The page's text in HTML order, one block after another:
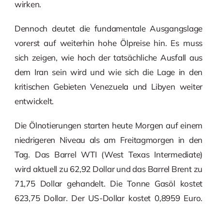
wirken.
Dennoch deutet die fundamentale Ausgangslage
vorerst auf weiterhin hohe Ölpreise hin. Es muss
sich zeigen, wie hoch der tatsächliche Ausfall aus
dem Iran sein wird und wie sich die Lage in den
kritischen Gebieten Venezuela und Libyen weiter
entwickelt.
Die Ölnotierungen starten heute Morgen auf einem
niedrigeren Niveau als am Freitagmorgen in den
Tag. Das Barrel WTI (West Texas Intermediate)
wird aktuell zu 62,92 Dollar und das Barrel Brent zu
71,75 Dollar gehandelt. Die Tonne Gasöl kostet
623,75 Dollar. Der US-Dollar kostet 0,8959 Euro.